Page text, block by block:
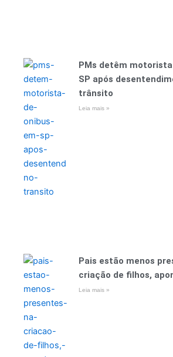
PMs detêm
SP após
trânsito
Leia mais »
Pais estão menos
criação de filhos,
Leia mais »